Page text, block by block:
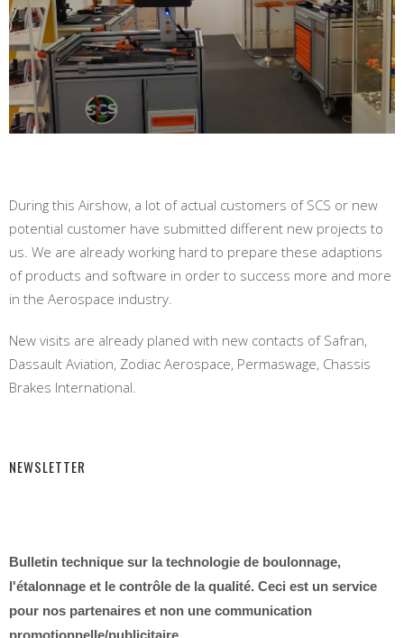
During this Airshow, a lot of actual customers of SCS or new
potential customer have submitted different new projects to
us. We are already working hard to prepare these adaptions
of products and software in order to success more and more
in the Aerospace industry.
New visits are already planed with new contacts of Safran,
Dassault Aviation, Zodiac Aerospace, Permaswage, Chassis
Brakes International.
NEWSLETTER
Bulletin technique sur la technologie de boulonnage,
l'étalonnage et le contrôle de la qualité. Ceci est un service
pour nos partenaires et non une communication